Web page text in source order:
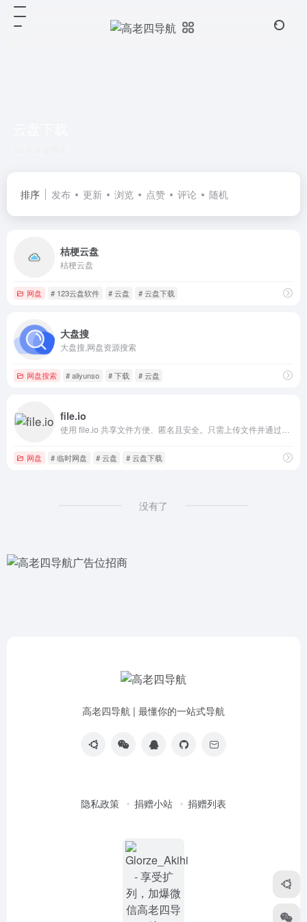
排序 发布 更新 浏览 点赞 评论 随机
桔梗云盘
桔梗云盘
网盘 # 123云盘软件 # 云盘 # 云盘下载
大盘搜
大盘搜,网盘资源搜索
网盘搜索 # aliyunso # 下载 # 云盘
file.io
网盘 # 临时网盘 # 云盘 # 云盘下载
没有了
高老四导航 | 最懂你的一站式导航
隐私政策 捐赠小站 捐赠列表